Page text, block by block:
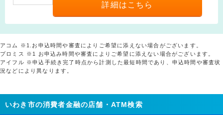
詳細はこちら
アコム ※1.お申込時間や審査によりご希望に添えない場合がございます。
プロミス ※1 お申込み時間や審査によりご希望に添えない場合がございます。
アイフル ※申込手続き完了時点から計測した最短時間であり、申込時間や審査状
況などにより異なります。
いわき市の消費者金融の店舗・ATM検索